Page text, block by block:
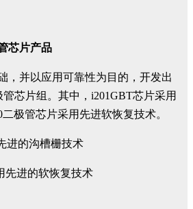
芯片产品
，并以应用可靠性为目的，开发出
管芯片组。其中，i201GBT芯片采用
极管芯片采用先进软恢复技术。
进的沟槽栅技术
先进的软恢复技术